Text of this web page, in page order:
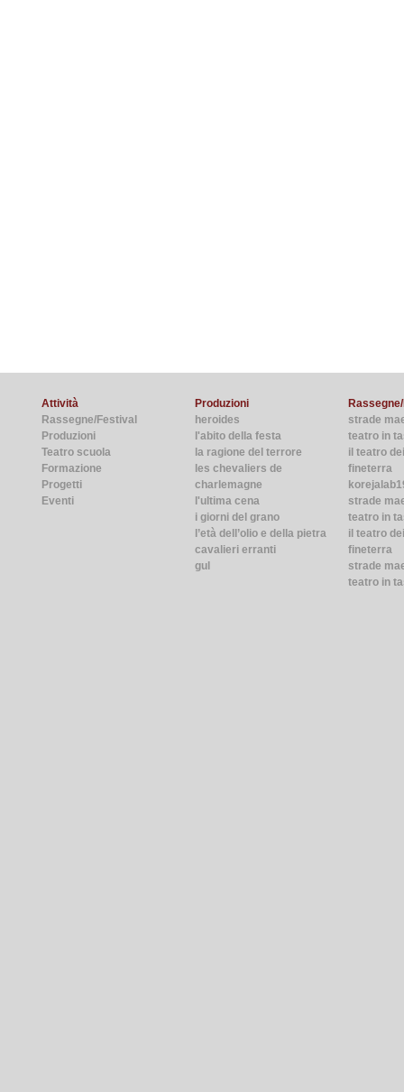
Attività
Rassegne/Festival
Produzioni
Teatro scuola
Formazione
Progetti
Eventi
Produzioni
heroides
l'abito della festa
la ragione del terrore
les chevaliers de
charlemagne
l'ultima cena
i giorni del grano
l’età dell’olio e della pietra
cavalieri erranti
gul
strade
teatro in
il teatro
fineterra
strade
teatro in
il teatro
fineterra
strade
teatro in